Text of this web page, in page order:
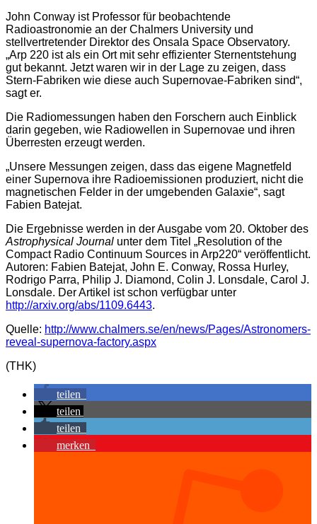
John Conway ist Professor für beobachtende
Radioastronomie an der Chalmers University und
stellvertretender Direktor des Onsala Space Observatory.
„Arp 220 ist als ein Ort mit sehr effizienter Sternentstehung
gut bekannt. Jetzt waren wir in der Lage zu zeigen, dass
Stern-Fabriken wie diese auch Supernovae-Fabriken sind“,
sagt er.
Die Radiomessungen haben den Forschern auch Einblick
darin gegeben, wie Radiowellen in Supernovae und ihren
Überresten erzeugt werden.
„Unsere Messungen zeigen, dass das eigene Magnetfeld
einer Supernova ihre Radioemissionen produziert, nicht die
magnetischen Felder in der umgebenden Galaxie“, sagt
Fabien Batejat.
Die Ergebnisse werden in der Ausgabe vom 20. Oktober des
Astrophysical Journal unter dem Titel „Resolution of the
Compact Radio Continuum Sources in Arp220“ veröffentlicht.
Autoren: Fabien Batejat, John E. Conway, Rossa Hurley,
Rodrigo Parra, Philip J. Diamond, Colin J. Lonsdale, Carol J.
Lonsdale. Der Artikel ist schon verfügbar unter
http://arxiv.org/abs/1109.6443.
Quelle: http://www.chalmers.se/en/news/Pages/Astronomers-
reveal-supernova-factory.aspx
(THK)
teilen
teilen
teilen
merken